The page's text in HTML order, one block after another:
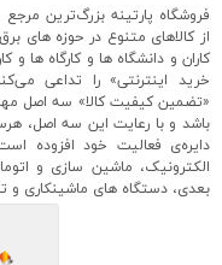
فروشگاه پارتینه بزرگ‌ترین
از کالاهای متنوع در حوزه های
کاران و دانشگاه ها و کارگاه ها
خرید اینترنتی» را تداعی
«تضمین کیفیت کالا» سه اصل
باشد و با رعایت این سه اصل،
دایره‌ی فعالیت خود
الکترونیک، ماشین سازی و
بعدی، دستگاه های ماشینکاری